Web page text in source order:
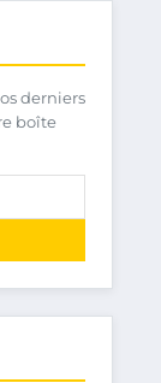
derniers
boîte